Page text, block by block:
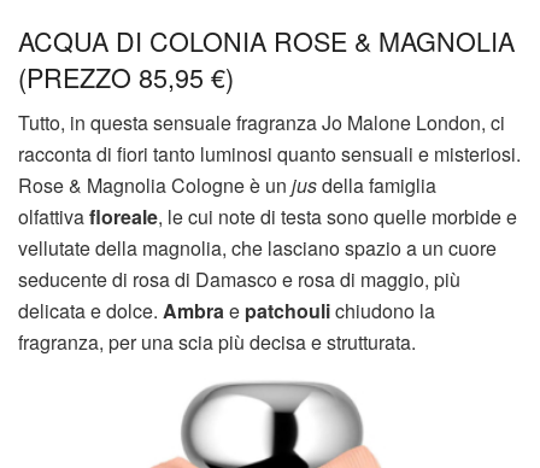
ACQUA DI COLONIA ROSE & MAGNOLIA
(PREZZO 85,95 €)
Tutto, in questa sensuale fragranza Jo Malone London, ci
racconta di fiori tanto luminosi quanto sensuali e misteriosi.
Rose & Magnolia Cologne è un jusdella famiglia
olfattivafloreale, le cui note di testa sono quelle morbide e
vellutate della magnolia, che lasciano spazio a un cuore
seducente di rosa di Damasco e rosa di maggio, più
delicata e dolce. Ambrae patchoulichiudono la
fragranza, per una scia più decisa e strutturata.